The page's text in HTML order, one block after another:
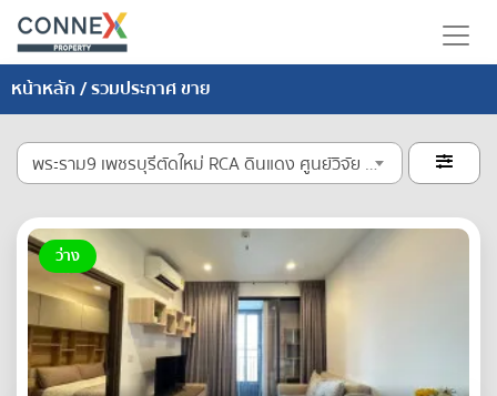
หน้าหลัก/ รวมประกาศ ขาย
พระราม9 เพชรบุรีตัดใหม่ RCA ดินแดง ศูนย์วิจัย คลองตัน 
ว่าง